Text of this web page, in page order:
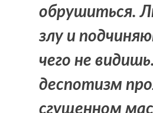
обрушиться.
злу и
чего не
деспотизм
сгущенном